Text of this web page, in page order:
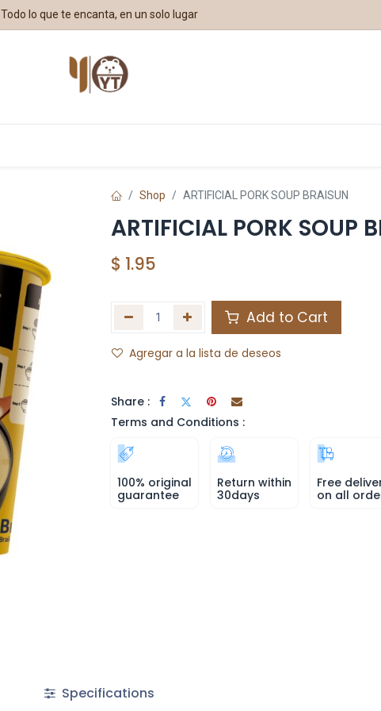
Todo lo que te encanta, en un solo lugar
Shop ARTIFICIAL PORK SOUP BRAISUN
ARTIFICIAL PORK SOUP
$ 1.95
Add to Cart
Agregar a la lista de deseos
Share :
Terms and Conditions :
100% original
guarantee
Return within
30days
Free
on all
Specifications